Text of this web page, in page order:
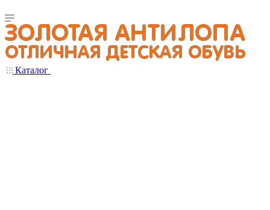
Каталог